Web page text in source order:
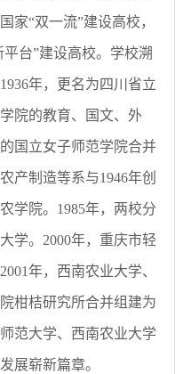
家“双一流”建设高校，
平台”建设高校。学校溯
年，更名为四川省立
院的教育、国文、外
国立女子师范学院合并
产制造等系与1946年创
学院。1985年，两校分
学。2000年，重庆市轻
年，西南农业大学、
柑桔研究所合并组建为
范大学、西南农业大学
展崭新篇章。